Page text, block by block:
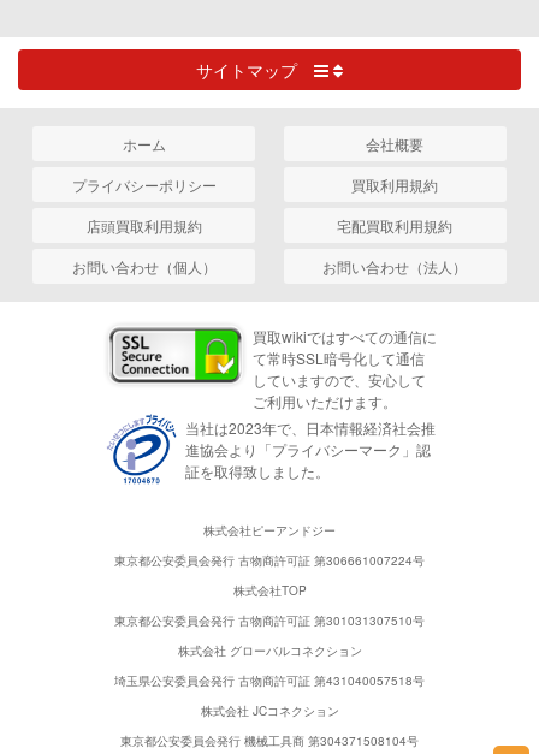
サイトマップ
ホーム
会社概要
プライバシーポリシー
買取利用規約
店頭買取利用規約
宅配買取利用規約
お問い合わせ（個人）
お問い合わせ（法人）
買取wikiではすべての通信に
て常時SSL暗号化して通信
していますので、安心して
ご利用いただけます。
当社は2023年で、日本情報経済社会推
進協会より「プライバシーマーク」認
証を取得致しました。
株式会社ピーアンドジー
東京都公安委員会発行 古物商許可証 第306661007224号
株式会社TOP
東京都公安委員会発行 古物商許可証 第301031307510号
株式会社 グローバルコネクション
埼玉県公安委員会発行 古物商許可証 第431040057518号
株式会社 JCコネクション
東京都公安委員会発行 機械工具商 第304371508104号